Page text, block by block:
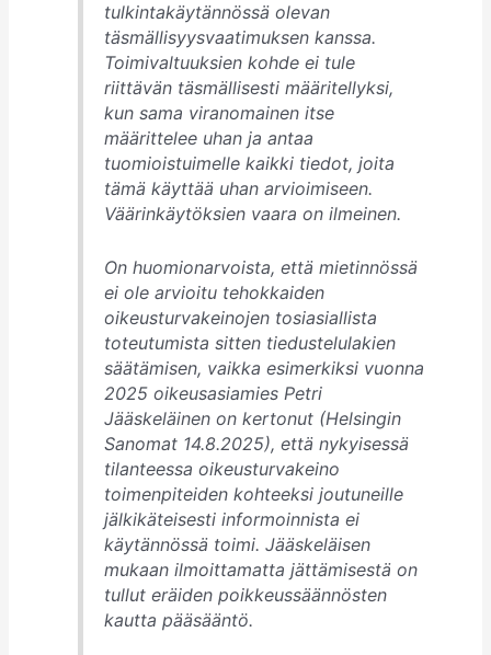
tulkintakäytännössä olevan
täsmällisyysvaatimuksen kanssa.
Toimivaltuuksien kohde ei tule
riittävän täsmällisesti määritellyksi,
kun sama viranomainen itse
määrittelee uhan ja antaa
tuomioistuimelle kaikki tiedot, joita
tämä käyttää uhan arvioimiseen.
Väärinkäytöksien vaara on ilmeinen.
On huomionarvoista, että mietinnössä
ei ole arvioitu tehokkaiden
oikeusturvakeinojen tosiasiallista
toteutumista sitten tiedustelulakien
säätämisen, vaikka esimerkiksi vuonna
2025 oikeusasiamies Petri
Jääskeläinen on kertonut (Helsingin
Sanomat 14.8.2025), että nykyisessä
tilanteessa oikeusturvakeino
toimenpiteiden kohteeksi joutuneille
jälkikäteisesti informoinnista ei
käytännössä toimi. Jääskeläisen
mukaan ilmoittamatta jättämisestä on
tullut eräiden poikkeussäännösten
kautta pääsääntö.